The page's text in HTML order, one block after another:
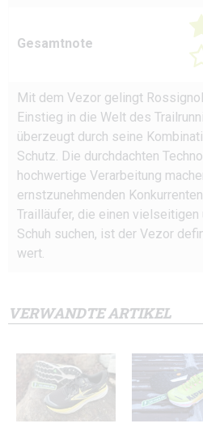
Gesamtnote
Mit dem Vezor gelingt
Einstieg in die Welt des
überzeugt durch seine
Schutz. Die durchdachten
hochwertige Verarbeitung
ernstzunehmenden
Trailläufer, die einen
Schuh suchen, ist der Vezor
wert.
VERWANDTE ARTIKEL